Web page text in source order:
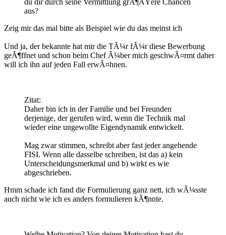
aus?
Zeig mir das mal bitte als Beispiel wie du das meinst ich
Und ja, der bekannte hat mir die TÃ¼r fÃ¼r diese Bewerbung
geÃ¶ffnet und schon beim Chef Ã¼ber mich geschwÃ¤rmt daher
will ich ihn auf jeden Fall erwÃ¤hnen.
Zitat:
Daher bin ich in der Familie und bei Freunden
derjenige, der gerufen wird, wenn die Technik mal
wieder eine ungewollte Eigendynamik entwickelt.
Mag zwar stimmen, schreibt aber fast jeder angehende
FISI. Wenn alle dasselbe schreiben, ist das a) kein
Unterscheidungsmerkmal und b) wirkt es wie
abgeschrieben.
Hmm schade ich fand die Formulierung ganz nett, ich wÃ¼sste
auch nicht wie ich es anders formulieren kÃ¶nnte.